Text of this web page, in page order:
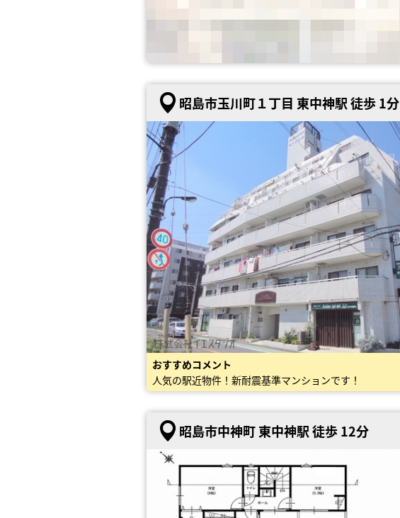
昭島市玉川町１丁目 東中神駅 徒歩 1分
おすすめコメント
人気の駅近物件！新耐震基準マンションです！
昭島市中神町 東中神駅 徒歩 12分